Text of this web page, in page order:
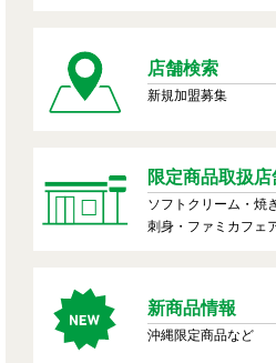
店舗検索
新規加盟募集
限定商品取扱店
ソフトクリーム・焼
刺身・ファミカフェ
新商品情報
沖縄限定商品など